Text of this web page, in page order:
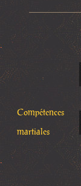
Compétences
martiales